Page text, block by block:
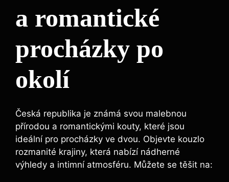
a romantické
procházky po
okolí
Česká republika je známá svou malebnou
přírodou a romantickými kouty, které jsou
ideální pro procházky ve dvou. Objevte kouzlo
rozmanité krajiny, která nabízí nádherné
výhledy a intimní atmosféru. Můžete se těšit na: